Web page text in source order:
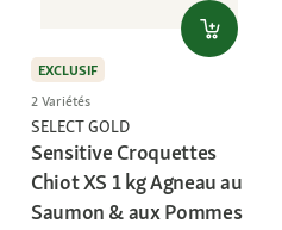
EXCLUSIF
2 Variétés
SELECT GOLD
Sensitive Croquettes
Chiot XS 1 kg Agneau au
Saumon & aux Pommes